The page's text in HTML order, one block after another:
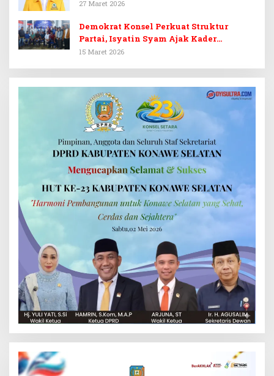
untuk Irham Kalenggo
27 Maret 2026
Demokrat Konsel Perkuat Struktur
Partai, Isyatin Syam Ajak Kader
Kembalikan Kejayaan
15 Maret 2026